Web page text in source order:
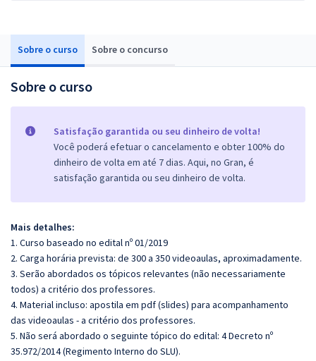
Sobre o curso Sobre o concurso
Sobre o curso
Satisfação garantida ou seu dinheiro de volta!
Você poderá efetuar o cancelamento e obter 100% do
dinheiro de volta em até 7 dias. Aqui, no Gran, é
satisfação garantida ou seu dinheiro de volta.
Mais detalhes:
1. Curso baseado no edital nº 01/2019
2. Carga horária prevista: de 300 a 350 videoaulas, aproximadamente.
3. Serão abordados os tópicos relevantes (não necessariamente
todos) a critério dos professores.
4. Material incluso: apostila em pdf (slides) para acompanhamento
das videoaulas - a critério dos professores.
5. Não será abordado o seguinte tópico do edital: 4 Decreto nº
35.972/2014 (Regimento Interno do SLU).